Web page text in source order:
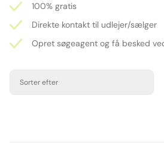
100% gratis
Direkte kontakt til udlejer/sælger
Opret søgeagent og få besked
Sorter efter